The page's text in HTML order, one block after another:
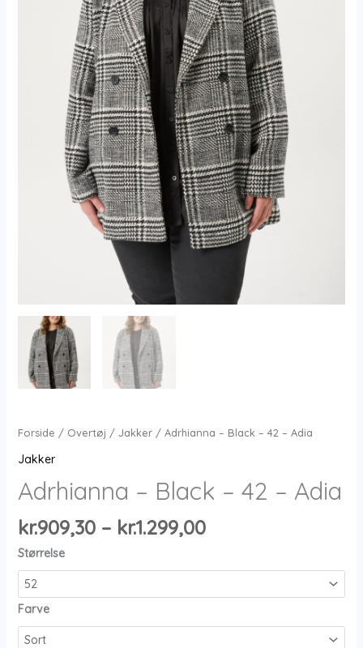
Forside / Overtøj / Jakker/ Adrhianna – Black – 42 – Adia
Jakker
Adrhianna – Black – 42 – Adia
kr.909,30 – kr.1.299,00Prisinterval:
til
Størrelse
Farve